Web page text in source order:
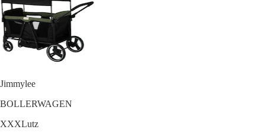
Jimmylee
BOLLERWAGEN
XXXLutz